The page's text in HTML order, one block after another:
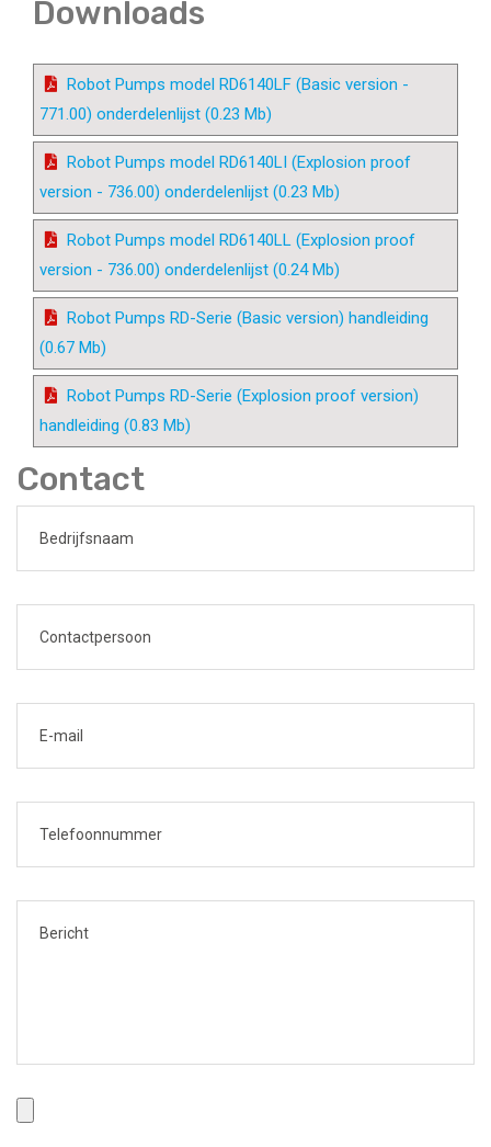
Downloads
Robot Pumps model RD6140LF (Basic version -
771.00) onderdelenlijst (0.23 Mb)
Robot Pumps model RD6140LI (Explosion proof
version - 736.00) onderdelenlijst (0.23 Mb)
Robot Pumps model RD6140LL (Explosion proof
version - 736.00) onderdelenlijst (0.24 Mb)
Robot Pumps RD-Serie (Basic version) handleiding
(0.67 Mb)
Robot Pumps RD-Serie (Explosion proof version)
handleiding (0.83 Mb)
Contact